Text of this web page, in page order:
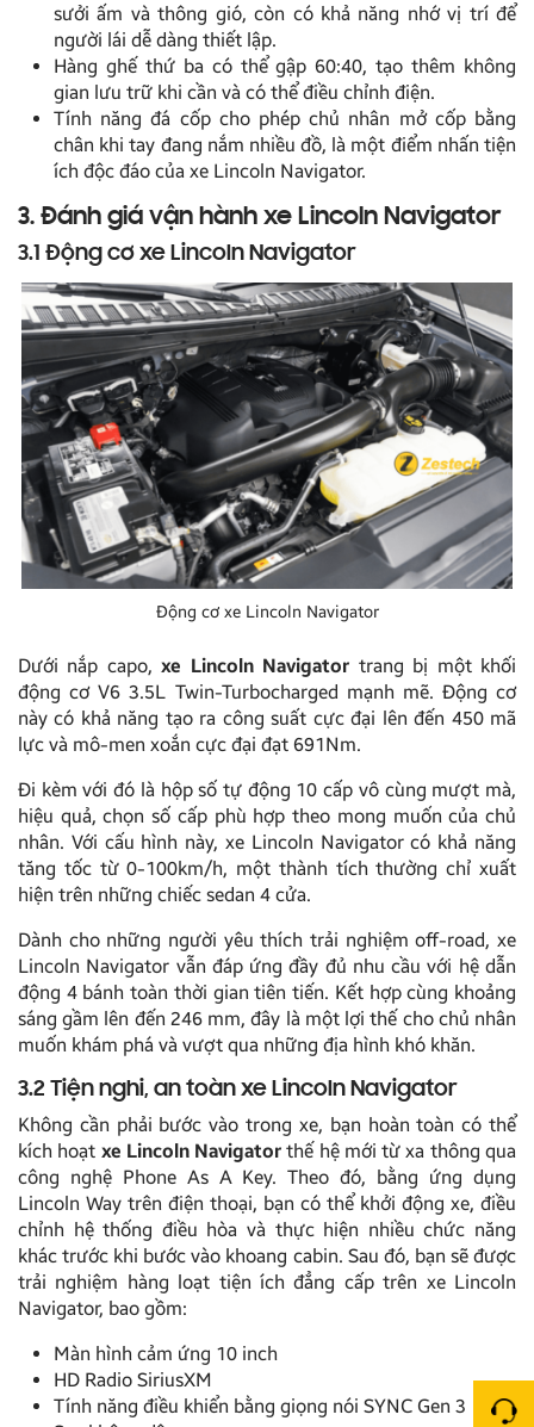
sưởi ấm và thông gió, còn có khả năng nhớ vị trí để
người lái dễ dàng thiết lập.
Hàng ghế thứ ba có thể gập 60:40, tạo thêm không
gian lưu trữ khi cần và có thể điều chỉnh điện.
Tính năng đá cốp cho phép chủ nhân mở cốp bằng
chân khi tay đang nắm nhiều đồ, là một điểm nhấn tiện
ích độc đáo của xe Lincoln Navigator.
3. Đánh giá vận hành xe Lincoln Navigator
3.1 Động cơ xe Lincoln Navigator
Động cơ xe Lincoln Navigator
Dưới nắp capo,xe Lincoln Navigator trang bị một khối
động cơ V6 3.5L Twin-Turbocharged mạnh mẽ. Động cơ
này có khả năng tạo ra công suất cực đại lên đến 450 mã
lực và mô-men xoắn cực đại đạt 691Nm.
Đi kèm với đó là hộp số tự động 10 cấp vô cùng mượt mà,
hiệu quả, chọn số cấp phù hợp theo mong muốn của chủ
nhân. Với cấu hình này, xe Lincoln Navigator có khả năng
tăng tốc từ 0-100km/h, một thành tích thường chỉ xuất
hiện trên những chiếc sedan 4 cửa.
Dành cho những người yêu thích trải nghiệm off-road, xe
Lincoln Navigator vẫn đáp ứng đầy đủ nhu cầu với hệ dẫn
động 4 bánh toàn thời gian tiên tiến. Kết hợp cùng khoảng
sáng gầm lên đến 246 mm, đây là một lợi thế cho chủ nhân
muốn khám phá và vượt qua những địa hình khó khăn.
3.2 Tiện nghi, an toàn xe Lincoln Navigator
Không cần phải bước vào trong xe, bạn hoàn toàn có thể
kích hoạt xe Lincoln Navigator thế hệ mới từ xa thông qua
công nghệ Phone As A Key. Theo đó, bằng ứng dụng
Lincoln Way trên điện thoại, bạn có thể khởi động xe, điều
chỉnh hệ thống điều hòa và thực hiện nhiều chức năng
khác trước khi bước vào khoang cabin. Sau đó, bạn sẽ được
trải nghiệm hàng loạt tiện ích đẳng cấp trên xe Lincoln
Navigator, bao gồm:
Màn hình cảm ứng 10 inch
HD Radio SiriusXM
Tính năng điều khiển bằng giọng nói SYNC Gen 3